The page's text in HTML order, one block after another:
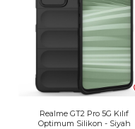
Realme GT2 Pro 5G Kılıf
Optimum Silikon - Siyah